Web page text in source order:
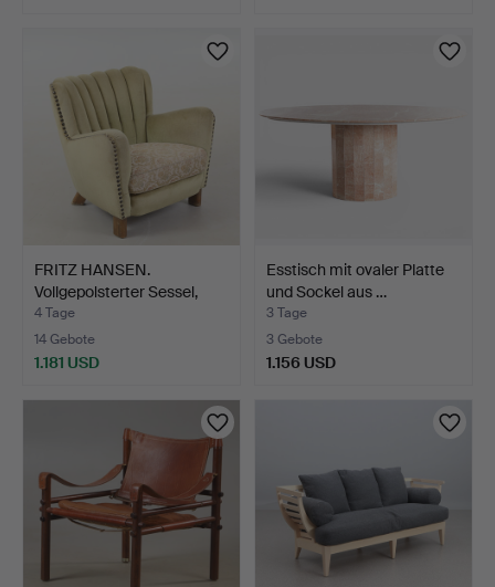
FRITZ HANSEN.
Vollgepolsterter Sessel,
Mod…
4 Tage
14 Gebote
1.181 USD
Esstisch mit ovaler Platte
und Sockel aus …
3 Tage
3 Gebote
1.156 USD